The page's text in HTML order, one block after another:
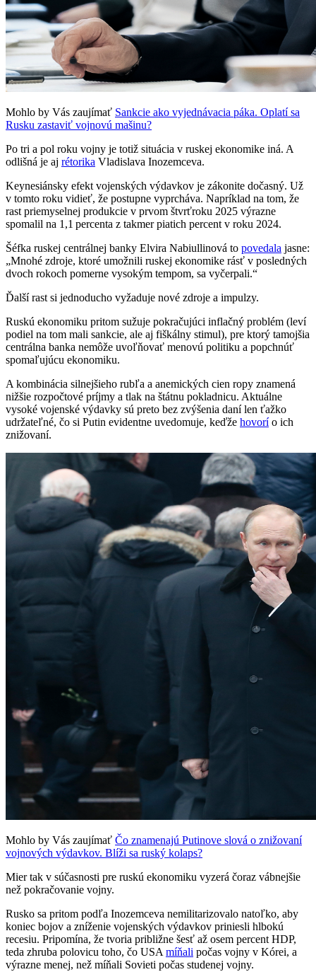
Mohlo by Vás zaujímať Sankcie ako vyjednávacia páka. Oplatí sa
Rusku zastaviť vojnovú mašinu?
Po tri a pol roku vojny je totiž situácia v ruskej ekonomike iná. A
odlišná je aj rétorika Vladislava Inozemceva.
Keynesiánsky efekt vojenských výdavkov je zákonite dočasný. Už
v tomto roku vidieť, že postupne vyprcháva. Napríklad na tom, že
rast priemyselnej produkcie v prvom štvrťroku 2025 výrazne
spomalil na 1,1 percenta z takmer piatich percent v roku 2024.
Šéfka ruskej centrálnej banky Elvira Nabiullinová to povedala jasne:
„Mnohé zdroje, ktoré umožnili ruskej ekonomike rásť v posledných
dvoch rokoch pomerne vysokým tempom, sa vyčerpali.“
Ďalší rast si jednoducho vyžaduje nové zdroje a impulzy.
Ruskú ekonomiku pritom sužuje pokračujúci inflačný problém (leví
podiel na tom mali sankcie, ale aj fiškálny stimul), pre ktorý tamojšia
centrálna banka nemôže uvoľňovať menovú politiku a popchnúť
spomaľujúcu ekonomiku.
A kombinácia silnejšieho rubľa a anemických cien ropy znamená
nižšie rozpočtové príjmy a tlak na štátnu pokladnicu. Aktuálne
vysoké vojenské výdavky sú preto bez zvýšenia daní len ťažko
udržateľné, čo si Putin evidentne uvedomuje, keďže hovorío ich
znižovaní.
Mohlo by Vás zaujímať Čo znamenajú Putinove slová o znižovaní
vojnových výdavkov. Blíži sa ruský kolaps?
Mier tak v súčasnosti pre ruskú ekonomiku vyzerá čoraz vábnejšie
než pokračovanie vojny.
Rusko sa pritom podľa Inozemceva nemilitarizovalo natoľko, aby
koniec bojov a zníženie vojenských výdavkov priniesli hlbokú
recesiu. Pripomína, že tvoria približne šesť až osem percent HDP,
teda zhruba polovicu toho, čo USA míňali počas vojny v Kórei, a
výrazne menej, než míňali Sovieti počas studenej vojny.